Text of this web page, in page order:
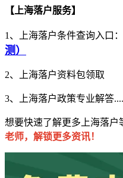
【上海落户服务】
1、 上海落户条件查询入口：
测）
2、上海落户资料包领取
3、上海落户政策专业解答
想要快速了解更多上海落户
老师，解锁更多资讯！